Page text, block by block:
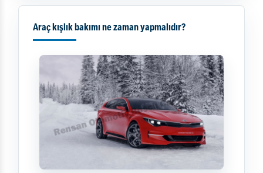
Araç kışlık bakımı ne zaman yapmalıdır?